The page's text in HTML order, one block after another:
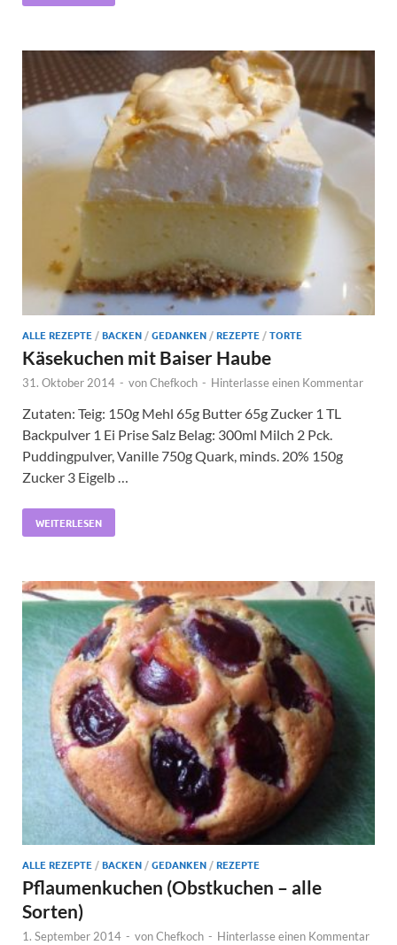
ALLE REZEPTE /BACKEN /GEDANKEN /REZEPTE /TORTE
Käsekuchen mit Baiser Haube
31. Oktober 2014 - vonChefkoch - Hinterlasse einen Kommentar
Zutaten: Teig: 150g Mehl 65g Butter 65g Zucker 1 TL
Backpulver 1 Ei Prise Salz Belag: 300ml Milch 2 Pck.
Puddingpulver, Vanille 750g Quark, minds. 20% 150g
Zucker 3 Eigelb …
WEITERLESEN
ALLE REZEPTE/BACKEN/GEDANKEN/REZEPTE
Pflaumenkuchen (Obstkuchen – alle
Sorten)
1. September 2014 - vonChefkoch - Hinterlasse einen Kommentar